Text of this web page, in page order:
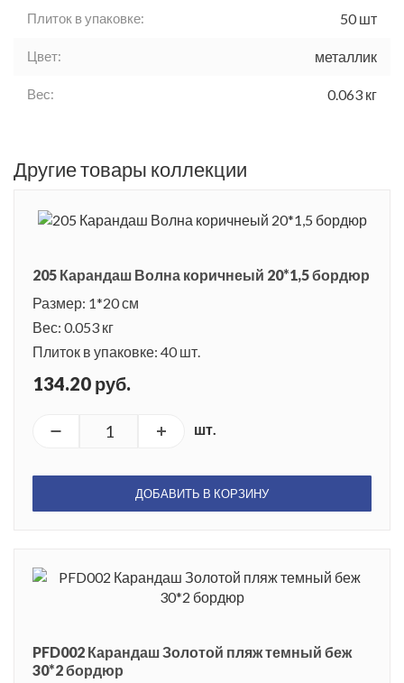
Плиток в упаковке: 50 шт
Цвет: металлик
Вес: 0.063 кг
Другие товары коллекции
205 Карандаш Волна коричнеый 20*1,5 бордюр
Размер: 1*20 см
Вес: 0.053 кг
Плиток в упаковке: 40 шт.
134.20 руб.
шт.
ДОБАВИТЬ В КОРЗИНУ
PFD002 Карандаш Золотой пляж темный беж
30*2 бордюр